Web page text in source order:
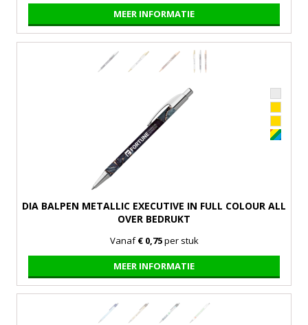
MEER INFORMATIE
DIA BALPEN METALLIC EXECUTIVE IN FULL COLOUR ALL
OVER BEDRUKT
Vanaf€ 0,75per stuk
MEER INFORMATIE